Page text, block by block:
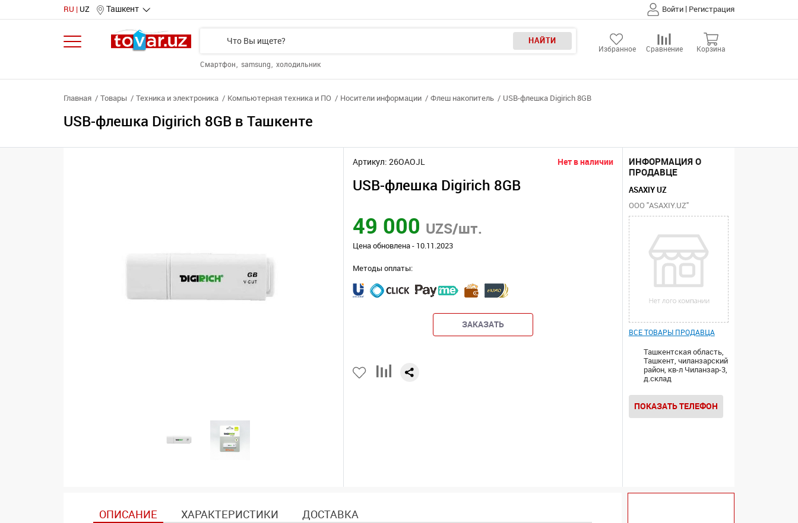
RU UZ Ташкент Войти | Регистрация
НАЙТИ
Смартфон samsung холодильник
Избранное Сравнение Корзина
Главная Товары Техника и электроника Компьютерная техника и ПО Носители информации Флеш накопитель USB-флешка Digirich 8GB
USB-флешка Digirich 8GB в Ташкенте
Артикул: 26OAOJL Нет в наличии
USB-флешка Digirich 8GB
49 000 UZS/шт.
Цена обновлена - 10.11.2023
Методы оплаты:
ЗАКАЗАТЬ
ИНФОРМАЦИЯ О
ПРОДАВЦЕ
ASAXIY UZ
ООО "ASAXIY.UZ"
ВСЕ ТОВАРЫ ПРОДАВЦА
Ташкентская область,
Ташкент, чиланзарский
район, кв-л Чиланзар-3,
д.склад
ПОКАЗАТЬ ТЕЛЕФОН
ОПИСАНИЕ ХАРАКТЕРИСТИКИ ДОСТАВКА